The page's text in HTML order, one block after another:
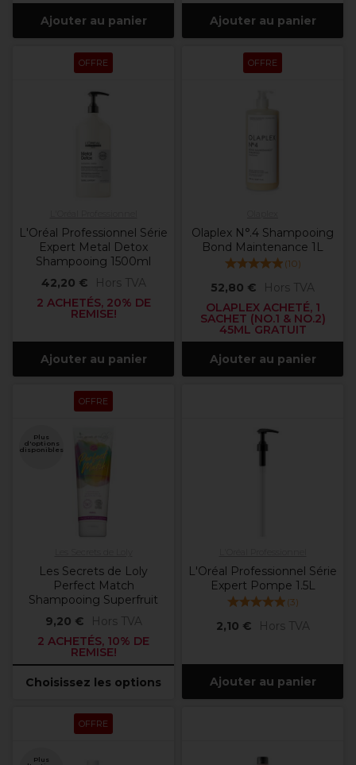
Ajouter au panier Ajouter au panier
OFFRE
L'Oréal Professionnel Série
Expert Metal Detox
Shampooing 1500ml
42,20 €
Hors TVA
2 ACHETÉS, 20% DE
REMISE!
Ajouter au panier
OFFRE
Olaplex N°.4 Shampooing
Bond Maintenance 1L
(10)
52,80 €
Hors TVA
OLAPLEX ACHETÉ, 1
SACHET (NO.1 & NO.2)
45ML GRATUIT
Ajouter au panier
OFFRE
Plus
d'options
disponibles
Les Secrets de Loly
Perfect Match
Shampooing Superfruit
9,20 €
Hors TVA
2 ACHETÉS, 10% DE
REMISE!
Choisissez les options
L'Oréal Professionnel Série
Expert Pompe 1.5L
(3)
2,10 € Hors TVA
Ajouter au panier
OFFRE
Plus